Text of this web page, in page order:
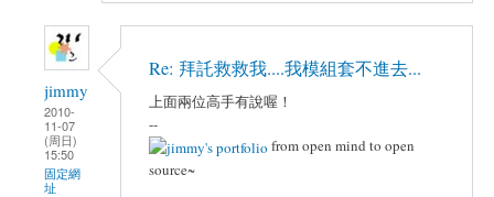
jimmy
2010-
11-07
(周日)
15:50
固定網
址
Re: 拜託救救我....我模組套不進去...
上面兩位高手有說喔！
--
from open mind to open
source~